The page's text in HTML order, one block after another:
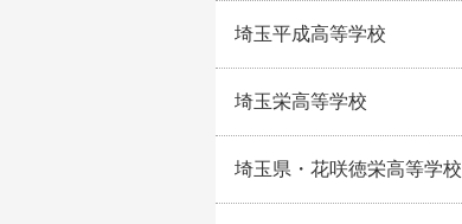
埼玉平成高等学校
埼玉栄高等学校
埼玉県・花咲徳栄高等学校